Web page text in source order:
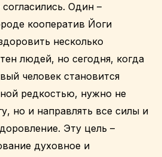
Один –
кооператив Йоги
несколько
людей, но сегодня, когда
человек становится
редкостью, нужно не
но и направлять все силы и
Эту цель –
духовное и